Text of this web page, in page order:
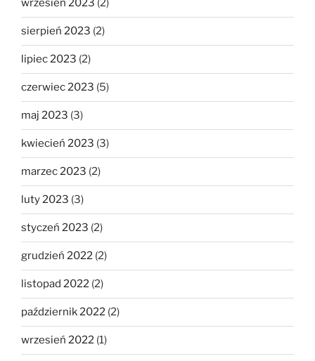
wrzesień 2023 (2)
sierpień 2023 (2)
lipiec 2023 (2)
czerwiec 2023 (5)
maj 2023 (3)
kwiecień 2023 (3)
marzec 2023 (2)
luty 2023 (3)
styczeń 2023 (2)
grudzień 2022 (2)
listopad 2022 (2)
październik 2022 (2)
wrzesień 2022 (1)